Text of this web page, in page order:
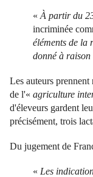
« À partir du
incriminée
éléments de la
donné à
Les auteurs
de l'« agriculture
d'éleveurs gardent
précisément, trois
Du jugement de
« Les